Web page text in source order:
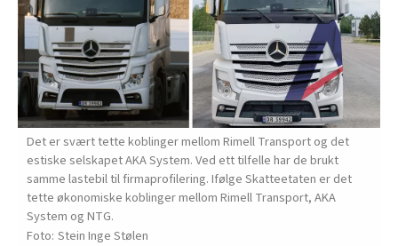
Det er svært tette koblinger mellom Rimell Transport og det
estiske selskapet AKA System. Ved ett tilfelle har de brukt
samme lastebil til firmaprofilering. Ifølge Skatteetaten er det
tette økonomiske koblinger mellom Rimell Transport, AKA
System og NTG.
Stein Inge Stølen